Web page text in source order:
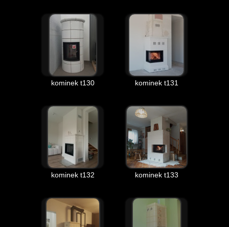
kominek t130 kominek t131
kominek t132 kominek t133